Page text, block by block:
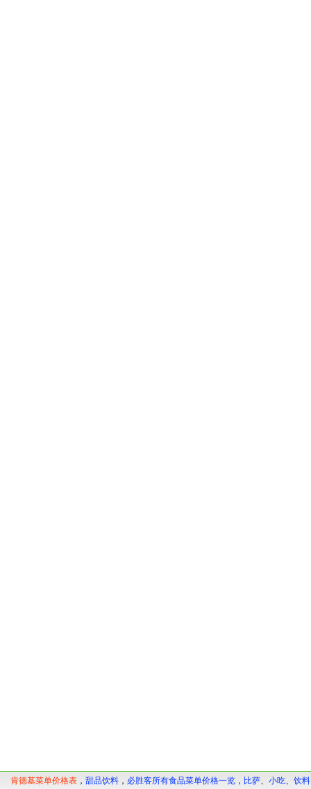
肯德基菜单价格表 ， 甜品饮料 ， 必胜客所有食品菜单价格一览 ， 比萨、 小吃、 饮料